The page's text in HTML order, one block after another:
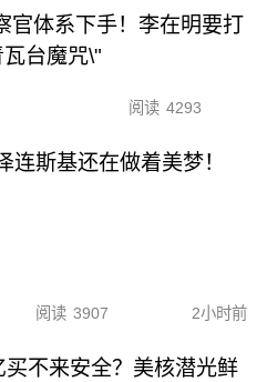
官体系下手！李在明要打
台魔咒\"
阅读 4293
连斯基还在做着美梦！
阅读 3907 2小时前
买不来安全？美核潜光鲜